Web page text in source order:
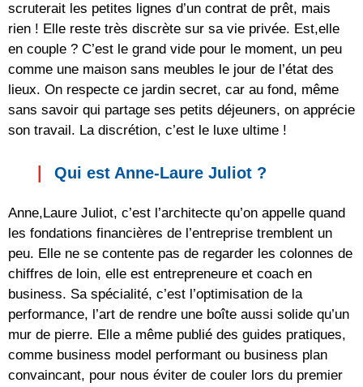
scruterait les petites lignes d’un contrat de prêt, mais
rien ! Elle reste très discrète sur sa vie privée. Est,elle
en couple ? C’est le grand vide pour le moment, un peu
comme une maison sans meubles le jour de l’état des
lieux. On respecte ce jardin secret, car au fond, même
sans savoir qui partage ses petits déjeuners, on apprécie
son travail. La discrétion, c’est le luxe ultime !
Qui est Anne-Laure Juliot ?
Anne,Laure Juliot, c’est l’architecte qu’on appelle quand
les fondations financières de l’entreprise tremblent un
peu. Elle ne se contente pas de regarder les colonnes de
chiffres de loin, elle est entrepreneure et coach en
business. Sa spécialité, c’est l’optimisation de la
performance, l’art de rendre une boîte aussi solide qu’un
mur de pierre. Elle a même publié des guides pratiques,
comme business model performant ou business plan
convaincant, pour nous éviter de couler lors du premier